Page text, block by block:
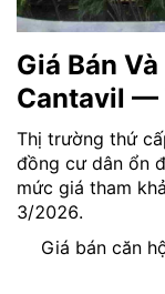
Giá Bán
Cantavil —
Thị trường thứ
đồng cư dân ổn
mức giá tham
3/2026.
Giá bán căn